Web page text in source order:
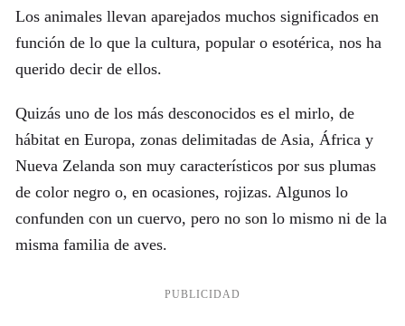
Los animales llevan aparejados muchos significados en
función de lo que la cultura, popular o esotérica, nos ha
querido decir de ellos.
Quizás uno de los más desconocidos es el mirlo, de
hábitat en Europa, zonas delimitadas de Asia, África y
Nueva Zelanda son muy característicos por sus plumas
de color negro o, en ocasiones, rojizas. Algunos lo
confunden con un cuervo, pero no son lo mismo ni de la
misma familia de aves.